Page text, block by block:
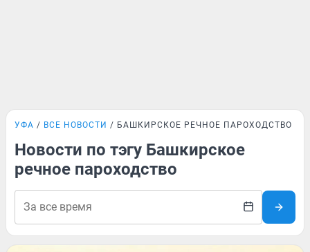
УФА ВСЕ НОВОСТИ БАШКИРСКОЕ РЕЧНОЕ ПАРОХОДСТВО
Новости по тэгу Башкирское
речное пароходство